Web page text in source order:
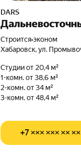
DARS
Строится•эконом
Хабаровск, ул.
Студии от 20,4 м²
1-комн. от 38,6 м²
2-комн. от 34 м²
3-комн. от 48,4 м²
+7 ××× ××× ×× ××